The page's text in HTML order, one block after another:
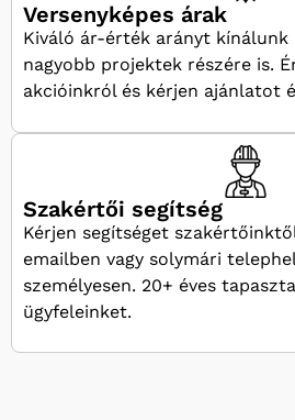
Versenyképes árak
Kiváló ár-érték arányt kínálunk
nagyobb projektek részére is.
akcióinkról és kérjen ajánlatot
Szakértői segítség
Kérjen segítséget
emailben vagy solymári
személyesen. 20+ éves
ügyfeleinket.